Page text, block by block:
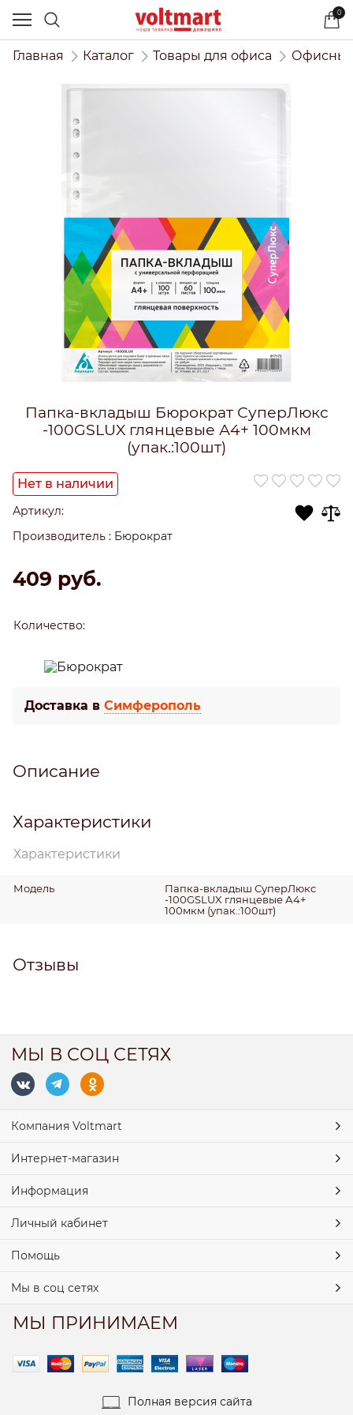
0
Главная Каталог Товары для офиса
Папка-вкладыш Бюрократ СуперЛюкс
-100GSLUX глянцевые А4+ 100мкм
(упак.:100шт)
Нет в наличии
Артикул:
Производитель : Бюрократ
409 руб.
Количество:
Доставка в Симферополь
Описание
Характеристики
Характеристики
Модель
Папка-вкладыш СуперЛюкс
-100GSLUX глянцевые А4+
100мкм (упак.:100шт)
Отзывы
МЫ В СОЦ СЕТЯХ
Компания Voltmart
Интернет-магазин
Информация
Личный кабинет
Помощь
Мы в соц сетях
МЫ ПРИНИМАЕМ
Полная версия сайта